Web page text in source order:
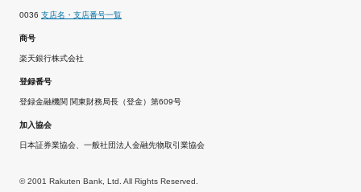
0036 支店名・支店番号一覧
商号
楽天銀行株式会社
登録番号
登録金融機関 関東財務局長（登金）第609号
加入協会
日本証券業協会、一般社団法人金融先物取引業協会
© 2001 Rakuten Bank, Ltd. All Rights Reserved.